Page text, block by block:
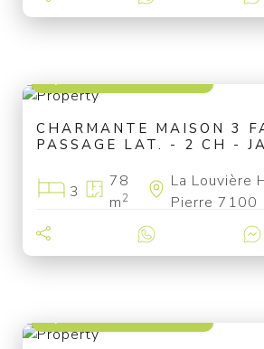
CHARMANTE MAISON 3
PASSAGE LAT. - 2 CH -
3
78
m2
La Louvière
Pierre 7100